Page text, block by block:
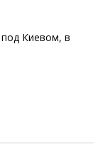
под Киевом, в